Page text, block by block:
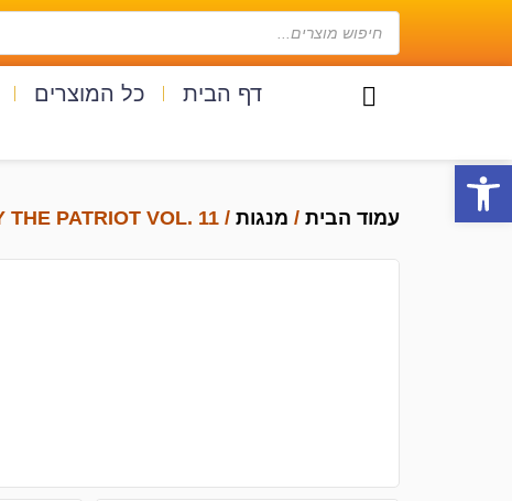
פתח סרגל נגישות
דף הבית כל המוצרים
עמוד הבית / מנגות / MORIARTY THE PATRIOT VOL. 11